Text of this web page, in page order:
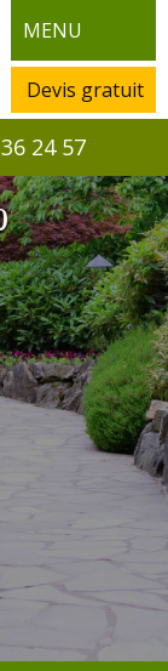
MENU
Devis gratuit
24 57